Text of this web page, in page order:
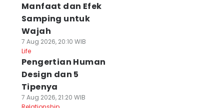
Manfaat dan Efek
Samping untuk
Wajah
7 Aug 2026, 20:10 WIB
Life
Pengertian Human
Design dan 5
Tipenya
7 Aug 2026, 21:20 WIB